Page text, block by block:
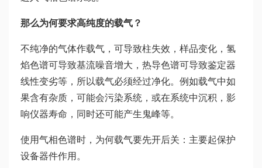
那么为何要求高纯度的载气？
不纯净的气体作载气，可导致柱失效，样品变化，氢
焰色谱可导致基流噪音增大，热导色谱可导致鉴定器
线性变劣等，所以载气必须经过净化。例如载气中如
果含有杂质，可能会污染系统，或在系统中沉积，影
响仪器寿命，同时还可能产生鬼峰等。
使用气相色谱时，为何载气要先开后关：主要起保护
设备器件作用。